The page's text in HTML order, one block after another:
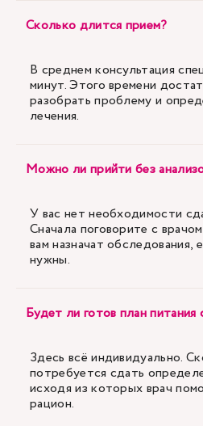
Сколько длится прием?
В среднем консультация
минут. Этого времени
разобрать проблему и
лечения.
Можно ли прийти без
У вас нет необходимости
Сначала поговорите с
вам назначат обследования,
нужны.
Будет ли готов план питания
Здесь всё индивидуально.
потребуется сдать
исходя из которых врач
рацион.